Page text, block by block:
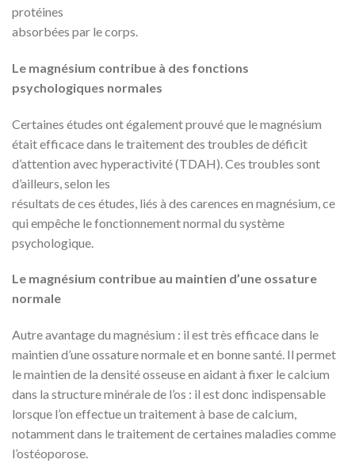
protéines
absorbées par le corps.
Le magnésium contribue à des fonctions
psychologiques normales
Certaines études ont également prouvé que le magnésium
était efficace dans le traitement des troubles de déficit
d’attention avec hyperactivité (TDAH). Ces troubles sont
d’ailleurs, selon les
résultats de ces études, liés à des carences en magnésium, ce
qui empêche le fonctionnement normal du système
psychologique.
Le magnésium contribue au maintien d’une ossature
normale
Autre avantage du magnésium : il est très efficace dans le
maintien d’une ossature normale et en bonne santé. Il permet
le maintien de la densité osseuse en aidant à fixer le calcium
dans la structure minérale de l’os : il est donc indispensable
lorsque l’on effectue un traitement à base de calcium,
notamment dans le traitement de certaines maladies comme
l’ostéoporose.